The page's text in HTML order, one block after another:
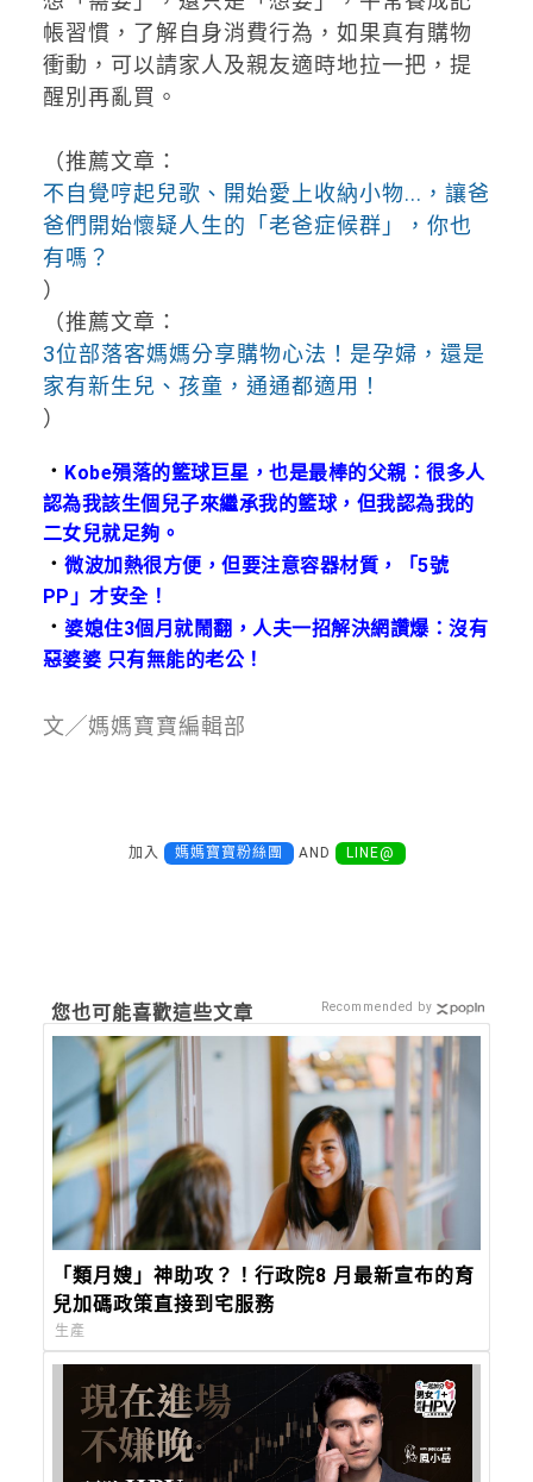
帳習慣，了解自身消費行為，如果真有購物
衝動，可以請家人及親友適時地拉一把，提
醒別再亂買。
（推薦文章：
不自覺哼起兒歌、開始愛上收納小物...，讓爸
爸們開始懷疑人生的「老爸症候群」，你也
有嗎？
）
（推薦文章：
3位部落客媽媽分享購物心法！是孕婦，還是
家有新生兒、孩童，通通都適用！
）
． Kobe殞落的籃球巨星，也是最棒的父親：很多人
認為我該生個兒子來繼承我的籃球，但我認為我的
二女兒就足夠。
．微波加熱很方便，但要注意容器材質，「5號
PP」才安全！
．婆媳住3個月就鬧翻，人夫一招解決網讚爆：沒有
惡婆婆 只有無能的老公！
文╱媽媽寶寶編輯部
加入 媽媽寶寶粉絲團 AND LINE@
您也可能喜歡這些文章
「類月嫂」神助攻？！行政院8 月最新宣布的育
兒加碼政策直接到宅服務
生產
Recommended by